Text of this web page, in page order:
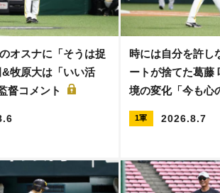
オスナに「そうは捉
牧原大は「いい活
督コメント
時には自分を許し
ートが捨てた葛藤
境の変化「今も心
1軍 2026.8.7